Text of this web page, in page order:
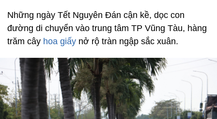
Những ngày Tết Nguyên Đán cận kề, dọc con
đường di chuyển vào trung tâm TP Vũng Tàu, hàng
trăm cây hoa giấy nở rộ tràn ngập sắc xuân.